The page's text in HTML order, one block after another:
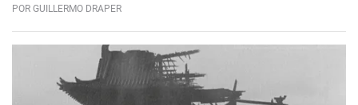
POR GUILLERMO DRAPER